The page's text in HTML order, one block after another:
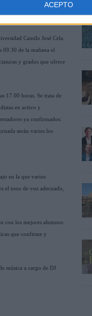
ACEPTO
Camilo José Cela.
09.30 de la mañana el
y grados que ofrece
17.00 horas. Se trata de
en activo y
ya confirmados:
serán varios los
en la que varios
el tono de voz adecuado,
con los mejores alumnos
que confirme y
música a cargo de DJ